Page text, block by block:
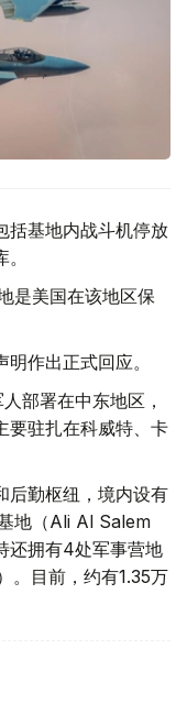
括基地内战斗机停放
是美国在该地区保
作出正式回应。
部署在中东地区，
要驻扎在科威特、卡
后勤枢纽，境内设有
地（Ali Al Salem
还拥有4处军事营地
。目前，约有1.35万